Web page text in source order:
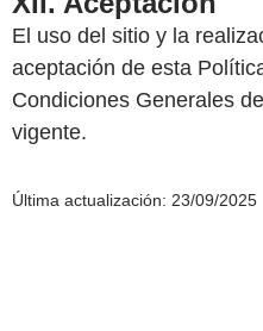
El uso del sitio y la
aceptación de esta
Condiciones Generales
vigente.
Última actualización: 23/09/2025